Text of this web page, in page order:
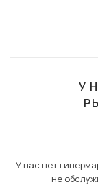
У
У нас нет
не